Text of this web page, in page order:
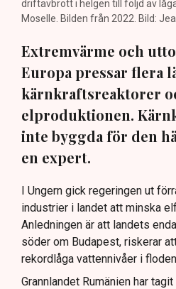
driftavbrott i helgen till följd av
Moselle. Bilden från 2022. Bild:
Extremvärme och
Europa pressar flera
kärnkraftsreaktorer
elproduktionen.
inte byggda för den
en expert.
I Ungern gick regeringen ut
industrier i landet att minska
Anledningen är att landets
söder om Budapest, riskerar
rekordlåga vattennivåer i
Grannlandet Rumänien har